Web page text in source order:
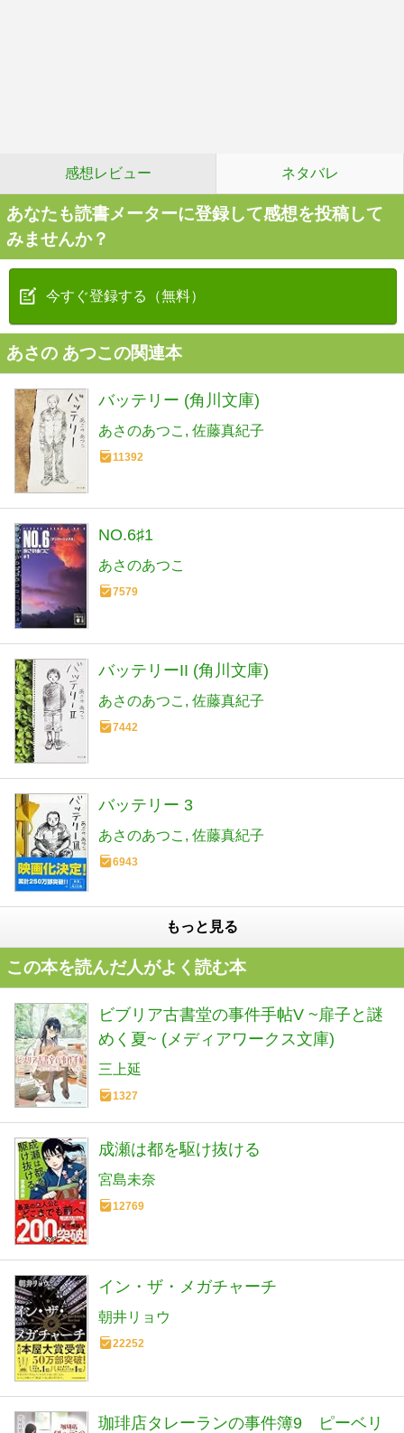
感想レビュー ネタバレ
あなたも読書メーターに登録して感想を投稿して
みませんか？
今すぐ登録する（無料）
あさの あつこの関連本
バッテリー (角川文庫)
あさのあつこ 佐藤真紀子
11392
NO.6♯1
あさのあつこ
7579
バッテリーII (角川文庫)
あさのあつこ 佐藤真紀子
7442
バッテリー 3
あさのあつこ 佐藤真紀子
6943
もっと見る
この本を読んだ人がよく読む本
ビブリア古書堂の事件手帖V ~扉子と謎
めく夏~ (メディアワークス文庫)
三上延
1327
成瀬は都を駆け抜ける
宮島未奈
12769
イン・ザ・メガチャーチ
朝井リョウ
22252
珈琲店タレーランの事件簿9 ピーベリ